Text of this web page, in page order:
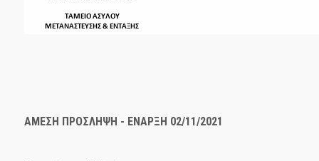
ΑΜΕΣΗ ΠΡΟΣΛΗΨΗ - ΕΝΑΡΞΗ 02/11/2021